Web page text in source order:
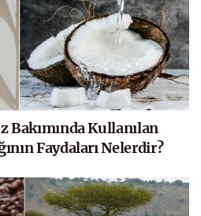
Bakımında Kullanılan
Faydaları Nelerdir?